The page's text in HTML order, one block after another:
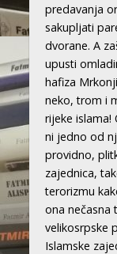
predavanja
sakupljati
dvorane. A
upusti
hafiza
neko, trom i
rijeke islama!
ni jedno od
providno,
zajednica,
terorizmu
ona nečasna
velikosrpske
Islamske